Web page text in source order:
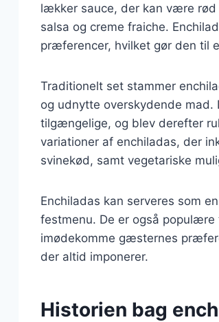
lækker sauce, der kan være rød
salsa og creme fraiche.
præferencer, hvilket gør den til
Traditionelt set stammer
og udnytte overskydende
tilgængelige, og blev derefter
variationer af enchiladas, der
svinekød, samt vegetariske
Enchiladas kan serveres som
festmenu. De er også
imødekomme gæsternes
der altid imponerer.
Historien bag